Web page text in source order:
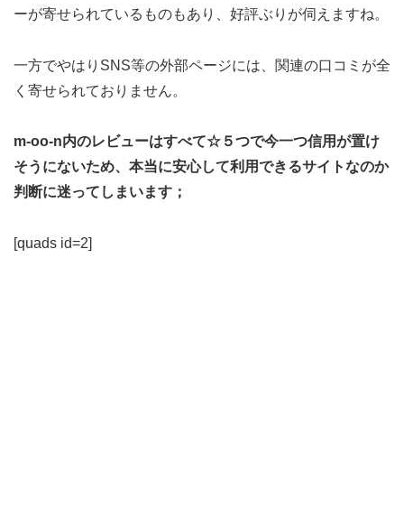
ーが寄せられているものもあり、好評ぶりが伺えますね。
一方でやはりSNS等の外部ページには、関連の口コミが全
く寄せられておりません。
m-oo-n内のレビューはすべて☆５つで今一つ信用が置け
そうにないため、本当に安心して利用できるサイトなのか
判断に迷ってしまいます；
[quads id=2]